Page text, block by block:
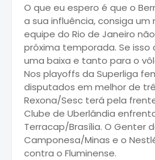
O que eu espero é que o
a sua influência, consiga um
equipe do Rio de Janeiro
próxima temporada. Se isso
uma baixa e tanto para o
Nos playoffs da Superliga
disputados em melhor de
Rexona/Sesc terá pela
Clube de Uberlândia
Terracap/Brasília. O Genter
Camponesa/Minas e o
contra o Fluminense.